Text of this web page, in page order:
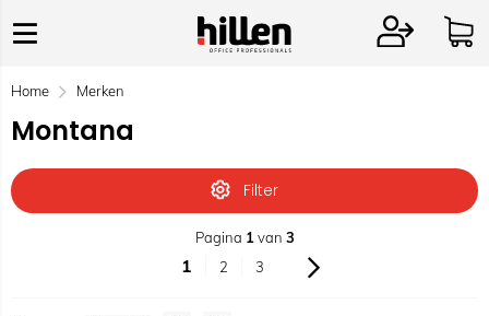
Home Merken
Montana
Filter
Pagina 1 van 3
1 2 3